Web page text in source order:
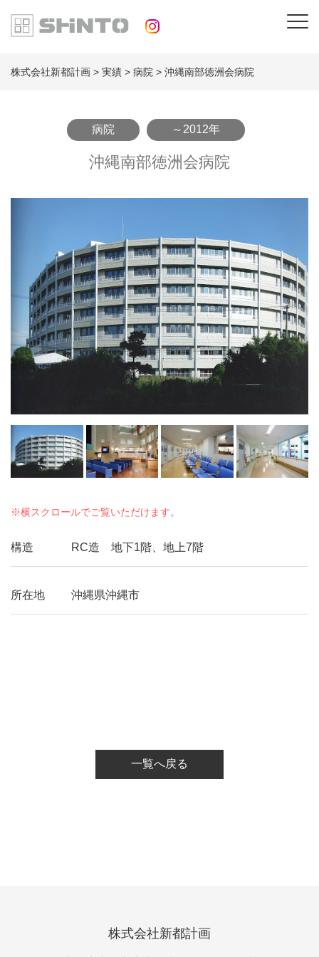
株式会社新都計画 > 実績 > 病院 > 沖縄南部徳洲会病院
病院 ～2012年
沖縄南部徳洲会病院
構造 RC造 地下1階、地上7階
所在地 沖縄県沖縄市
一覧へ戻る
株式会社新都計画